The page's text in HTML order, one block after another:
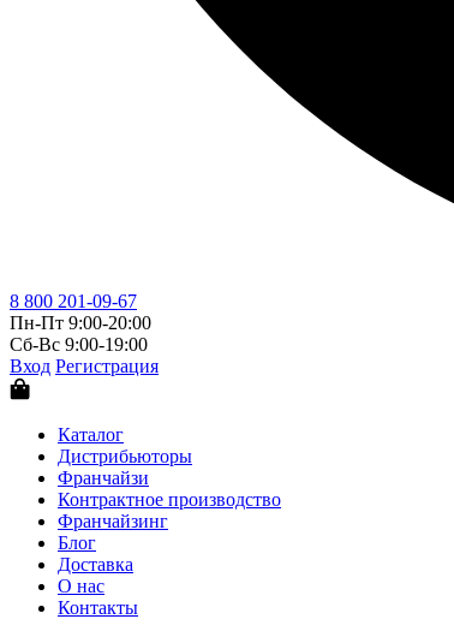
8 800 201-09-67
Пн-Пт 9:00-20:00
Сб-Вс 9:00-19:00
Вход Регистрация
Каталог
Дистрибьюторы
Франчайзи
Контрактное производство
Франчайзинг
Блог
Доставка
О нас
Контакты